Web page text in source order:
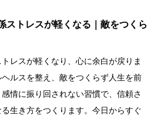
ストレスが軽くなる｜敵をつくら
レスが軽くなり、心に余白が戻りま
ルスを整え、敵をつくらず人生を前
情に振り回されない習慣で、信頼さ
生き方をつくります。今日からすぐ